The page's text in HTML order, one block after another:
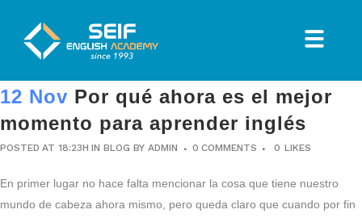
12 Nov Por qué ahora es el mejor
momento para aprender inglés
POSTED AT 18:23H INBLOG BYADMIN 0 COMMENTS 0 LIKES
En primer lugar no hace falta mencionar la cosa que tiene nuestro
mundo de cabeza ahora mismo, pero queda claro que cuando por fin